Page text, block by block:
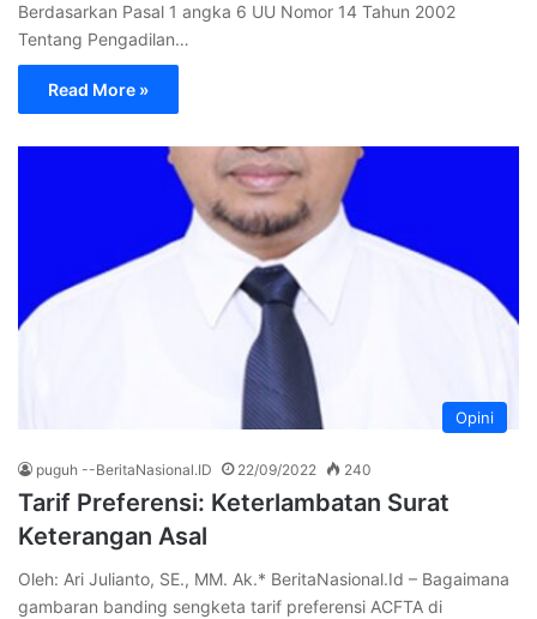
Berdasarkan Pasal 1 angka 6 UU Nomor 14 Tahun 2002
Tentang Pengadilan…
Read More »
Opini
puguh --BeritaNasional.ID 22/09/2022 240
Tarif Preferensi: Keterlambatan Surat
Keterangan Asal
Oleh: Ari Julianto, SE., MM. Ak.* BeritaNasional.Id – Bagaimana
gambaran banding sengketa tarif preferensi ACFTA di